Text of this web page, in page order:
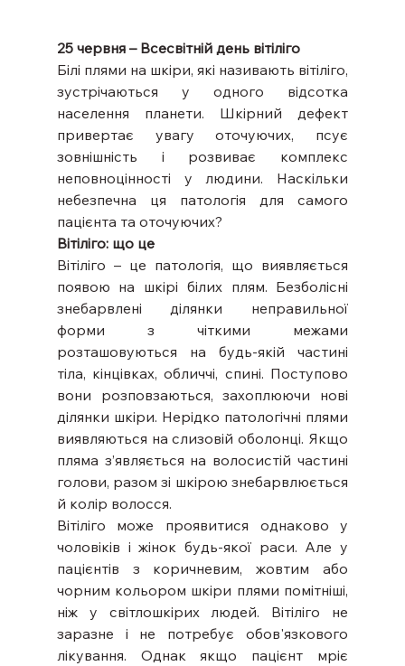
25 червня – Всесвітній день вітіліго
Білі плями на шкіри, які називають вітіліго,
зустрічаються у одного відсотка
населення планети. Шкірний дефект
привертає увагу оточуючих, псує
зовнішність і розвиває комплекс
неповноцінності у людини. Наскільки
небезпечна ця патологія для самого
пацієнта та оточуючих?
Вітіліго: що це
Вітіліго – це патологія, що виявляється
появою на шкірі білих плям. Безболісні
знебарвлені ділянки неправильної
форми з чіткими межами
розташовуються на будь-якій частині
тіла, кінцівках, обличчі, спині. Поступово
вони розповзаються, захоплюючи нові
ділянки шкіри. Нерідко патологічні плями
виявляються на слизовій оболонці. Якщо
пляма з’являється на волосистій частині
голови, разом зі шкірою знебарвлюється
й колір волосся.
Вітіліго може проявитися однаково у
чоловіків і жінок будь-якої раси. Але у
пацієнтів з коричневим, жовтим або
чорним кольором шкіри плями помітніші,
ніж у світлошкірих людей. Вітіліго не
заразне і не потребує обов'язкового
лікування. Однак якщо пацієнт мріє